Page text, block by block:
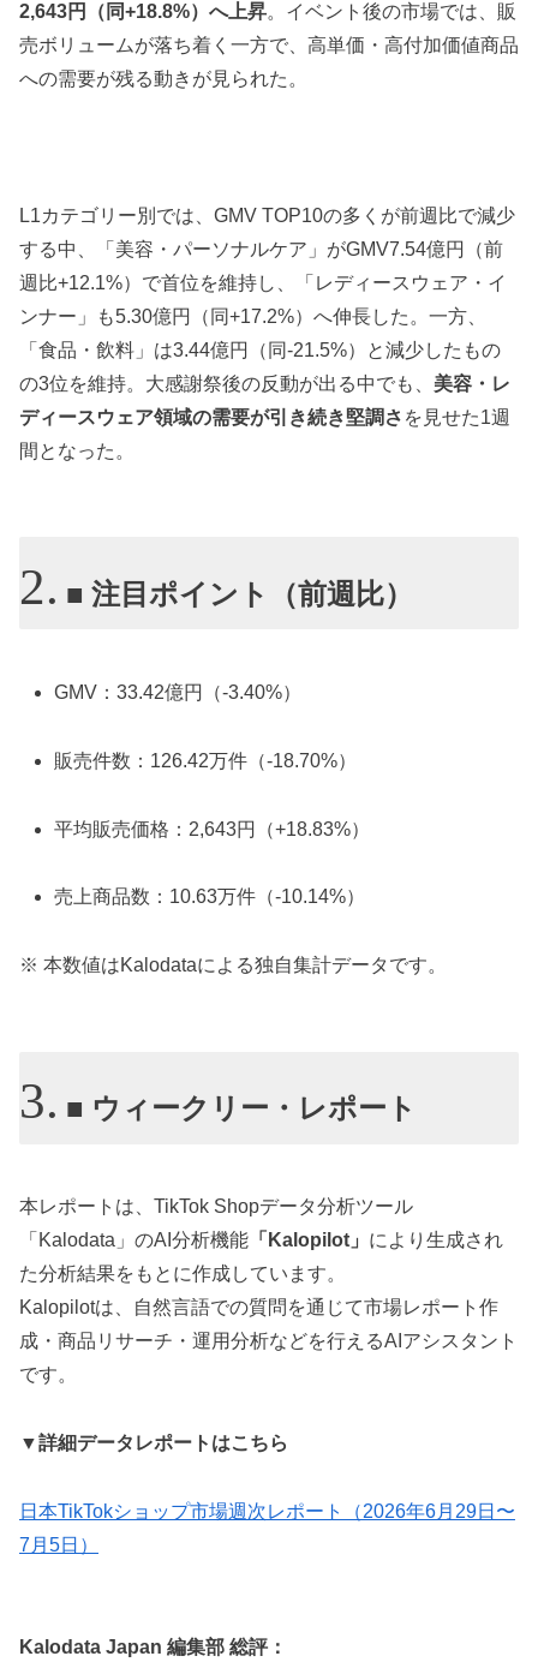
2,643円（同+18.8%）へ上昇。イベント後の市場では、販
売ボリュームが落ち着く一方で、高単価・高付加価値商品
への需要が残る動きが見られた。
L1カテゴリー別では、GMV TOP10の多くが前週比で減少
する中、「美容・パーソナルケア」がGMV7.54億円（前
週比+12.1%）で首位を維持し、「レディースウェア・イ
ンナー」も5.30億円（同+17.2%）へ伸長した。一方、
「食品・飲料」は3.44億円（同-21.5%）と減少したもの
の3位を維持。大感謝祭後の反動が出る中でも、 美容・レ
ディースウェア領域の需要が引き続き堅調さ を見せた1週
間となった。
■ 注目ポイント（前週比）
GMV：33.42億円（-3.40%）
販売件数：126.42万件（-18.70%）
平均販売価格：2,643円（+18.83%）
売上商品数：10.63万件（-10.14%）
※ 本数値はKalodataによる独自集計データです。
■ ウィークリー・レポート
本レポートは、TikTok Shopデータ分析ツール
「Kalodata」のAI分析機能 「Kalopilot」 により生成され
た分析結果をもとに作成しています。
Kalopilotは、自然言語での質問を通じて市場レポート作
成・商品リサーチ・運用分析などを行えるAIアシスタント
です。
▼詳細データレポートはこちら
日本TikTokショップ市場週次レポート（2026年6月29日〜
7月5日）
Kalodata Japan 編集部 総評：